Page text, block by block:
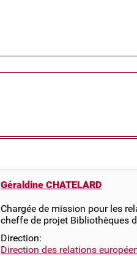
Géraldine CHATELARD
Chargée de mission pour les
cheffe de projet Bibliothèques
Direction:
Direction des relations